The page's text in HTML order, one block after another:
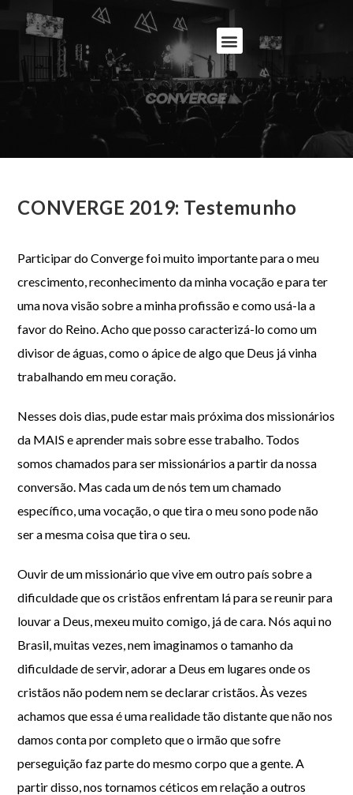
CONVERGE 2019: Testemunho
Participar do Converge foi muito importante para o meu
crescimento, reconhecimento da minha vocação e para ter
uma nova visão sobre a minha profissão e como usá-la a
favor do Reino. Acho que posso caracterizá-lo como um
divisor de águas, como o ápice de algo que Deus já vinha
trabalhando em meu coração.
Nesses dois dias, pude estar mais próxima dos missionários
da MAIS e aprender mais sobre esse trabalho. Todos
somos chamados para ser missionários a partir da nossa
conversão. Mas cada um de nós tem um chamado
específico, uma vocação, o que tira o meu sono pode não
ser a mesma coisa que tira o seu.
Ouvir de um missionário que vive em outro país sobre a
dificuldade que os cristãos enfrentam lá para se reunir para
louvar a Deus, mexeu muito comigo, já de cara. Nós aqui no
Brasil, muitas vezes, nem imaginamos o tamanho da
dificuldade de servir, adorar a Deus em lugares onde os
cristãos não podem nem se declarar cristãos. Às vezes
achamos que essa é uma realidade tão distante que não nos
damos conta por completo que o irmão que sofre
perseguição faz parte do mesmo corpo que a gente. A
partir disso, nos tornamos céticos em relação a outros